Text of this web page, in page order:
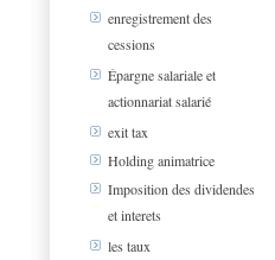
enregistrement des
cessions
Épargne salariale et
actionnariat salarié
exit tax
Holding animatrice
Imposition des dividendes
et interets
les taux